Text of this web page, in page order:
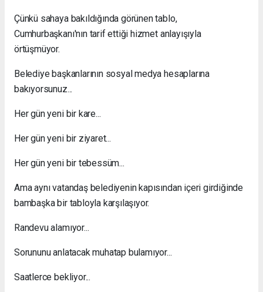
Çünkü sahaya bakıldığında görünen tablo,
Cumhurbaşkanı'nın tarif ettiği hizmet anlayışıyla
örtüşmüyor.
Belediye başkanlarının sosyal medya hesaplarına
bakıyorsunuz...
Her gün yeni bir kare...
Her gün yeni bir ziyaret...
Her gün yeni bir tebessüm...
Ama aynı vatandaş belediyenin kapısından içeri girdiğinde
bambaşka bir tabloyla karşılaşıyor.
Randevu alamıyor...
Sorununu anlatacak muhatap bulamıyor...
Saatlerce bekliyor...